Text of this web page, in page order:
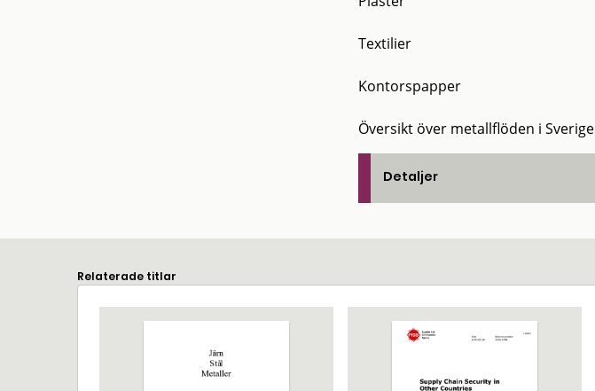
Textilier
Kontorspapper
Översikt över metallflöden i Sverige
Detaljer
Relaterade titlar